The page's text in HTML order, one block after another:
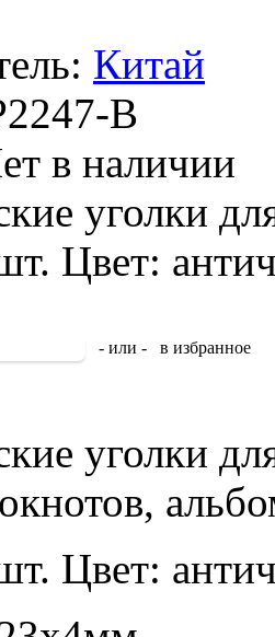
Китай
B
в наличии
уголки
Цвет:
- или - в избранное
уголки
Цвет: